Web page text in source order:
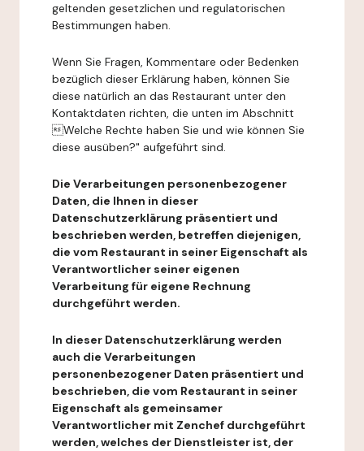
geltenden gesetzlichen und regulatorischen
Bestimmungen haben.
Wenn Sie Fragen, Kommentare oder Bedenken
bezüglich dieser Erklärung haben, können Sie
diese natürlich an das Restaurant unter den
Kontaktdaten richten, die unten im Abschnitt
Welche Rechte haben Sie und wie können Sie
diese ausüben?" aufgeführt sind.
Die Verarbeitungen personenbezogener
Daten, die Ihnen in dieser
Datenschutzerklärung präsentiert und
beschrieben werden, betreffen diejenigen,
die vom Restaurant in seiner Eigenschaft als
Verantwortlicher seiner eigenen
Verarbeitung für eigene Rechnung
durchgeführt werden.
In dieser Datenschutzerklärung werden
auch die Verarbeitungen
personenbezogener Daten präsentiert und
beschrieben, die vom Restaurant in seiner
Eigenschaft als gemeinsamer
Verantwortlicher mit Zenchef durchgeführt
werden, welches der Dienstleister ist, der